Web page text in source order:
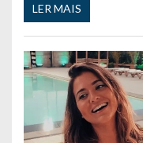
LER MAIS